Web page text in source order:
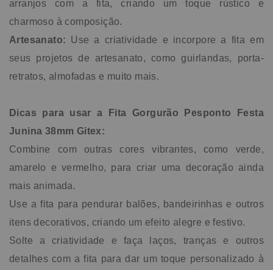
arranjos com a fita, criando um toque rústico e
charmoso à composição.
Artesanato: Use a criatividade e incorpore a fita em
seus projetos de artesanato, como guirlandas, porta-
retratos, almofadas e muito mais.
Dicas para usar a Fita Gorgurão Pesponto Festa
Junina 38mm Gitex:
Combine com outras cores vibrantes, como verde,
amarelo e vermelho, para criar uma decoração ainda
mais animada.
Use a fita para pendurar balões, bandeirinhas e outros
itens decorativos, criando um efeito alegre e festivo.
Solte a criatividade e faça laços, tranças e outros
detalhes com a fita para dar um toque personalizado à